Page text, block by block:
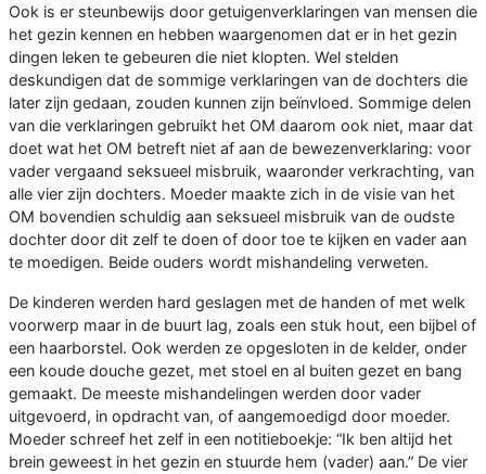
Ook is er steunbewijs door getuigenverklaringen van mensen die
het gezin kennen en hebben waargenomen dat er in het gezin
dingen leken te gebeuren die niet klopten. Wel stelden
deskundigen dat de sommige verklaringen van de dochters die
later zijn gedaan, zouden kunnen zijn beïnvloed. Sommige delen
van die verklaringen gebruikt het OM daarom ook niet, maar dat
doet wat het OM betreft niet af aan de bewezenverklaring: voor
vader vergaand seksueel misbruik, waaronder verkrachting, van
alle vier zijn dochters. Moeder maakte zich in de visie van het
OM bovendien schuldig aan seksueel misbruik van de oudste
dochter door dit zelf te doen of door toe te kijken en vader aan
te moedigen. Beide ouders wordt mishandeling verweten.
De kinderen werden hard geslagen met de handen of met welk
voorwerp maar in de buurt lag, zoals een stuk hout, een bijbel of
een haarborstel. Ook werden ze opgesloten in de kelder, onder
een koude douche gezet, met stoel en al buiten gezet en bang
gemaakt. De meeste mishandelingen werden door vader
uitgevoerd, in opdracht van, of aangemoedigd door moeder.
Moeder schreef het zelf in een notitieboekje: “Ik ben altijd het
brein geweest in het gezin en stuurde hem (vader) aan.” De vier